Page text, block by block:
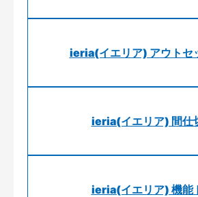
ieria(イエリア) アウトセ
ieria(イエリア) 間仕
ieria(イエリア) 機能